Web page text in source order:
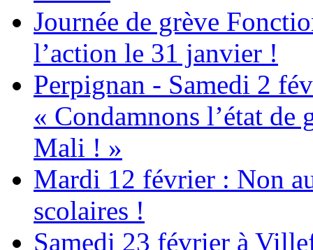
Journée de grève
l’action le 31 janvier !
Perpignan - Samedi 2
« Condamnons l’état de
Mali ! »
Mardi 12 février : Non
scolaires !
Samedi 23 février à